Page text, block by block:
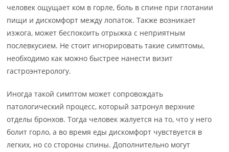
человек ощущает ком в горле, боль в спине при глотании
пищи и дискомфорт между лопаток. Также возникает
изжога, может беспокоить отрыжка с неприятным
послевкусием. Не стоит игнорировать такие симптомы,
необходимо как можно быстрее нанести визит
гастроэнтерологу.
Иногда такой симптом может сопровождать
патологический процесс, который затронул верхние
отделы бронхов. Тогда человек жалуется на то, что у него
болит горло, а во время еды дискомфорт чувствуется в
легких, но со стороны спины. Дополнительно могут